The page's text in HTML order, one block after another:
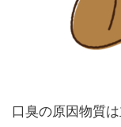
口臭の原因物質